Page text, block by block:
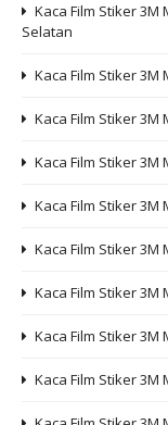
Kaca Film Stiker
Selatan
Kaca Film Stiker
Kaca Film Stiker 3M
Kaca Film Stiker
Kaca Film Stiker
Kaca Film Stiker 3M
Kaca Film Stiker 3M
Kaca Film Stiker 3M
Kaca Film Stiker 3M